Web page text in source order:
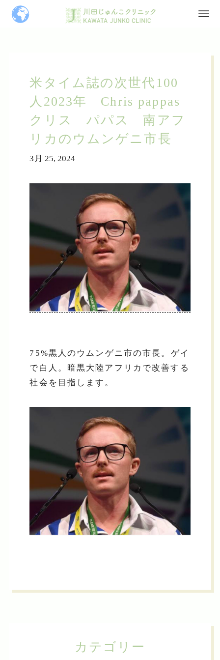
米タイム誌の次世代100
人2023年 Chris pappas
クリス パパス 南アフ
リカのウムンゲニ市長
3月 25, 2024
75%黒人のウムンゲニ市の市長。ゲイ
で白人。暗黒大陸アフリカで改善する
社会を目指します。
カテゴリー